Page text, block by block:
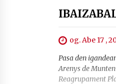
og. Abe 17 ,
Pasa den
Arenys de
Reagrupament